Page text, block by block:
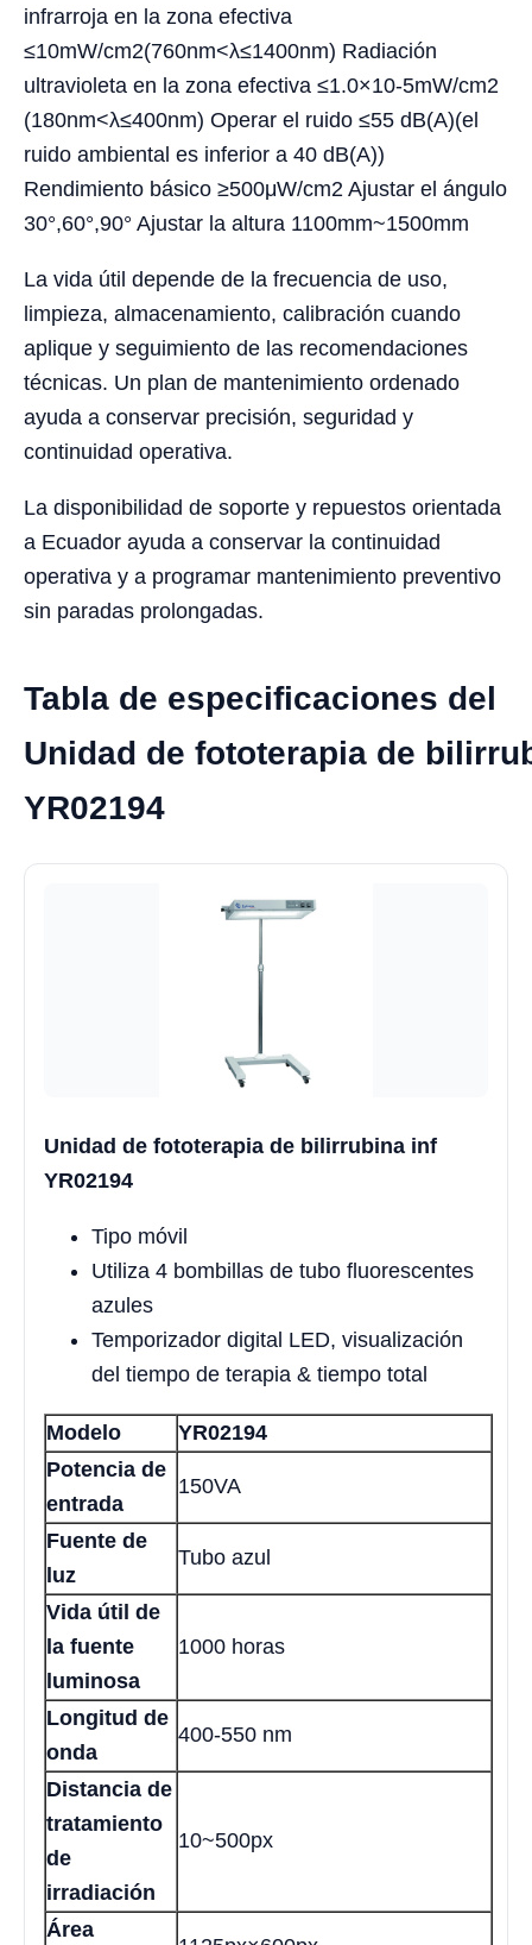
infrarroja en la zona efectiva
≤10mW/cm2(760nm<λ≤1400nm) Radiación
ultravioleta en la zona efectiva ≤1.0×10-5mW/cm2
(180nm<λ≤400nm) Operar el ruido ≤55 dB(A)(el
ruido ambiental es inferior a 40 dB(A))
Rendimiento básico ≥500μW/cm2 Ajustar el ángulo
30°,60°,90° Ajustar la altura 1100mm~1500mm
La vida útil depende de la frecuencia de uso,
limpieza, almacenamiento, calibración cuando
aplique y seguimiento de las recomendaciones
técnicas. Un plan de mantenimiento ordenado
ayuda a conservar precisión, seguridad y
continuidad operativa.
La disponibilidad de soporte y repuestos orientada
a Ecuador ayuda a conservar la continuidad
operativa y a programar mantenimiento preventivo
sin paradas prolongadas.
Tabla de especificaciones del
Unidad de fototerapia de
YR02194
Unidad de fototerapia de bilirrubina inf
YR02194
Tipo móvil
Utiliza 4 bombillas de tubo fluorescentes
azules
Temporizador digital LED, visualización
del tiempo de terapia & tiempo total
Modelo
YR02194
Potencia de
entrada
150VA
Fuente de
luz
Tubo azul
Vida útil de
la fuente
luminosa
1000 horas
Longitud de
onda
400-550 nm
Distancia de
tratamiento
de
irradiación
10~500px
Área